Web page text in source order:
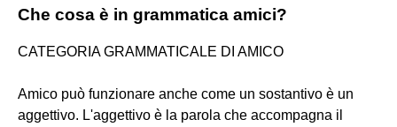
Che cosa è in grammatica amici?
CATEGORIA GRAMMATICALE DI AMICO
Amico può funzionare anche come un sostantivo è un
aggettivo. L'aggettivo è la parola che accompagna il